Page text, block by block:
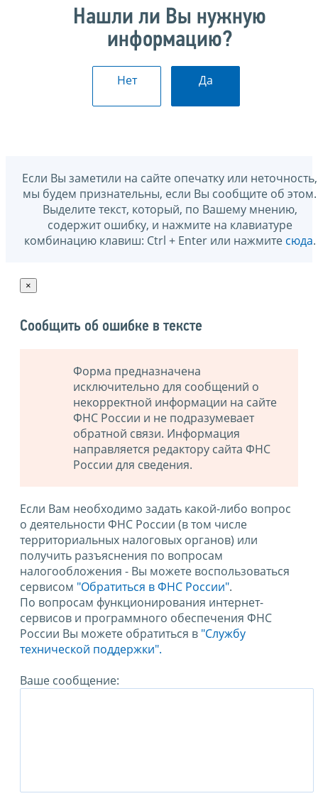
Нашли ли Вы нужную
информацию?
Нет Да
Если Вы заметили на сайте опечатку или неточность,
мы будем признательны, если Вы сообщите об этом.
Выделите текст, который, по Вашему мнению,
содержит ошибку, и нажмите на клавиатуре
комбинацию клавиш: Ctrl + Enter или нажмите сюда.
×
Сообщить об ошибке в тексте
Форма предназначена
исключительно для сообщений о
некорректной информации на сайте
ФНС России и не подразумевает
обратной связи. Информация
направляется редактору сайта ФНС
России для сведения.
Если Вам необходимо задать какой-либо вопрос
о деятельности ФНС России (в том числе
территориальных налоговых органов) или
получить разъяснения по вопросам
налогообложения - Вы можете воспользоваться
сервисом "Обратиться в ФНС России".
По вопросам функционирования интернет-
сервисов и программного обеспечения ФНС
России Вы можете обратиться в "Службу
технической поддержки".
Ваше сообщение: